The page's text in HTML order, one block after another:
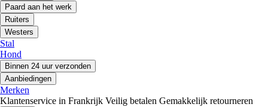
Paard aan het werk
Ruiters
Westers
Stal
Hond
Binnen 24 uur verzonden
Aanbiedingen
Merken
Klantenservice in Frankrijk Veilig betalen Gemakkelijk retourneren